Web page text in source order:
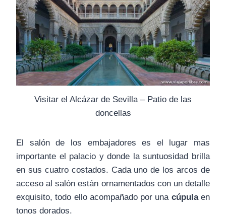
Visitar el Alcázar de Sevilla – Patio de las
doncellas
El salón de los embajadores es el lugar mas
importante el palacio y donde la suntuosidad brilla
en sus cuatro costados. Cada uno de los arcos de
acceso al salón están ornamentados con un detalle
exquisito, todo ello acompañado por una cúpulaen
tonos dorados.